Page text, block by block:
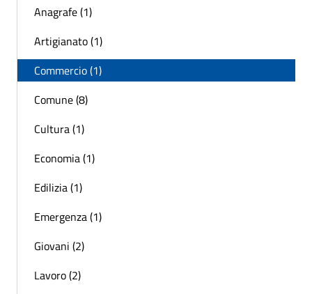
Anagrafe (1)
Artigianato (1)
Commercio (1)
Comune (8)
Cultura (1)
Economia (1)
Edilizia (1)
Emergenza (1)
Giovani (2)
Lavoro (2)